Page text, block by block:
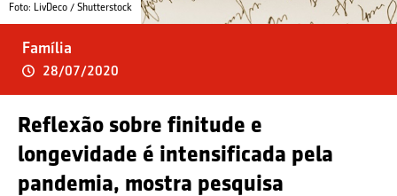
Foto: LivDeco / Shutterstock
Família
28/07/2020
Reflexão sobre finitude e
longevidade é intensificada pela
pandemia, mostra pesquisa